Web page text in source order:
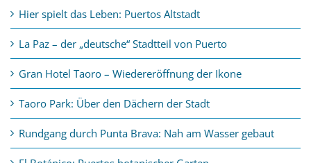
Hier spielt das Leben: Puertos Altstadt
La Paz – der „deutsche“ Stadtteil von Puerto
Gran Hotel Taoro – Wiedereröffnung der Ikone
Taoro Park: Über den Dächern der Stadt
Rundgang durch Punta Brava: Nah am Wasser gebaut